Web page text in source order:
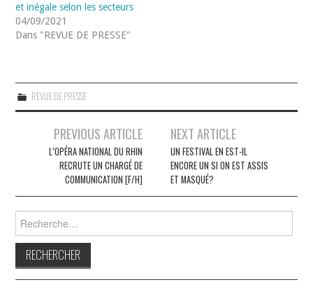
et inégale selon les secteurs
04/09/2021
Dans "REVUE DE PRESSE"
REVUE DE PRESSE
NavigationPREVIOUS ARTICLE
L’OPÉRA NATIONAL DU RHIN
RECRUTE UN CHARGÉ DE
COMMUNICATION [F/H]
NEXT ARTICLE
UN FESTIVAL EN EST-IL
ENCORE UN SI ON EST ASSIS
ET MASQUÉ?